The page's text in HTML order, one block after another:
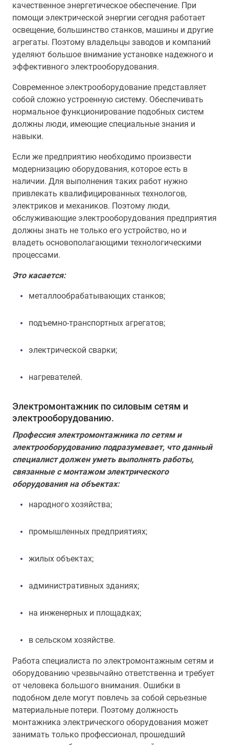
качественное энергетическое обеспечение. При
помощи электрической энергии сегодня работает
освещение, большинство станков, машины и другие
агрегаты. Поэтому владельцы заводов и компаний
уделяют большое внимание установке надежного и
эффективного электрооборудования.
Современное электрооборудование представляет
собой сложно устроенную систему. Обеспечивать
нормальное функционирование подобных систем
должны люди, имеющие специальные знания и
навыки.
Если же предприятию необходимо произвести
модернизацию оборудования, которое есть в
наличии. Для выполнения таких работ нужно
привлекать квалифицированных технологов,
электриков и механиков. Поэтому люди,
обслуживающие электрооборудования предприятия
должны знать не только его устройство, но и
владеть основополагающими технологическими
процессами.
Это касается:
металлообрабатывающих станков;
подъемно-транспортных агрегатов;
электрической сварки;
нагревателей.
Электромонтажник по силовым сетям и
электрооборудованию.
Профессия электромонтажника по сетям и
электрооборудованию подразумевает, что данный
специалист должен уметь выполнять работы,
связанные с монтажом электрического
оборудования на объектах:
народного хозяйства;
промышленных предприятиях;
жилых объектах;
административных зданиях;
на инженерных и площадках;
в сельском хозяйстве.
Работа специалиста по электромонтажным сетям и
оборудованию чрезвычайно ответственна и требует
от человека большого внимания. Ошибки в
подобном деле могут повлечь за собой серьезные
материальные потери. Поэтому должность
монтажника электрического оборудования может
занимать только профессионал, прошедший